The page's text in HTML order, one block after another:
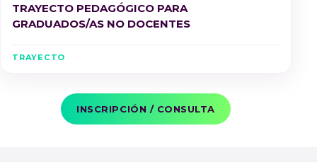
TRAYECTO PEDAGÓGICO PARA
GRADUADOS/AS NO DOCENTES
TRAYECTO
INSCRIPCIÓN / CONSULTA